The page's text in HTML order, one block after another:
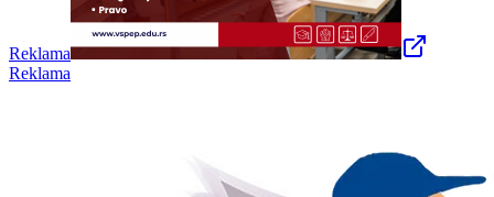
Reklama
Reklama